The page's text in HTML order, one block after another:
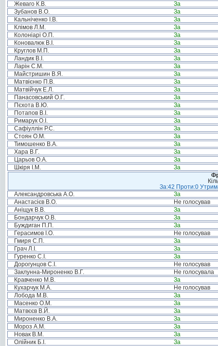
Жеваго К.В.
За
Зубанов В.О.
За
Кальніченко І.В.
За
Клімов Л.М.
За
Колоніарі О.П.
За
Коновалюк В.І.
За
Круглов М.П.
За
Ландик В.І.
За
Ларін С.М.
За
Майстришин В.Я.
За
Матвієнко П.В.
За
Матвійчук Е.Л.
За
Панасовський О.Г.
За
Пєхота В.Ю.
За
Потапов В.І.
За
Римарук О.І.
За
Сафіуллін Р.С.
За
Стоян О.М.
За
Тимошенко В.А.
За
Хара В.Г.
За
Царьов О.А.
За
Шкіря І.М.
За
За:42 Проти:0
Александровська А.О.
За
Анастасієв В.О.
Не голосував
Аніщук В.В.
За
Бондарчук О.В.
За
Буждиган П.П.
За
Герасимов І.О.
Не голосував
Гмиря С.П.
За
Грач Л.І.
За
Гуренко С.І.
За
Дорогунцов С.І.
Не голосував
Заклунна-Мироненко В.Г.
Не голосувала
Кравченко М.В.
За
Кухарчук М.А.
Не голосував
Лобода М.В.
За
Масенко О.М.
За
Матвєєв В.Й.
За
Мироненко В.А.
За
Мороз А.М.
За
Новак В.М.
За
Олійник Б.І.
За